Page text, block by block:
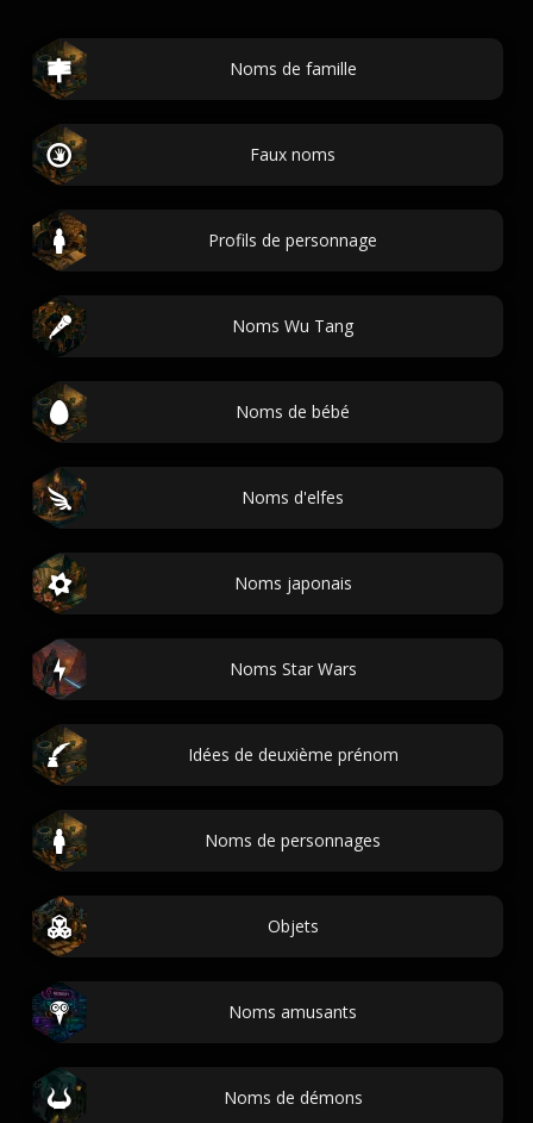
Noms de famille
Faux noms
Profils de personnage
Noms Wu Tang
Noms de bébé
Noms d'elfes
Noms japonais
Noms Star Wars
Idées de deuxième prénom
Noms de personnages
Objets
Noms amusants
Noms de démons